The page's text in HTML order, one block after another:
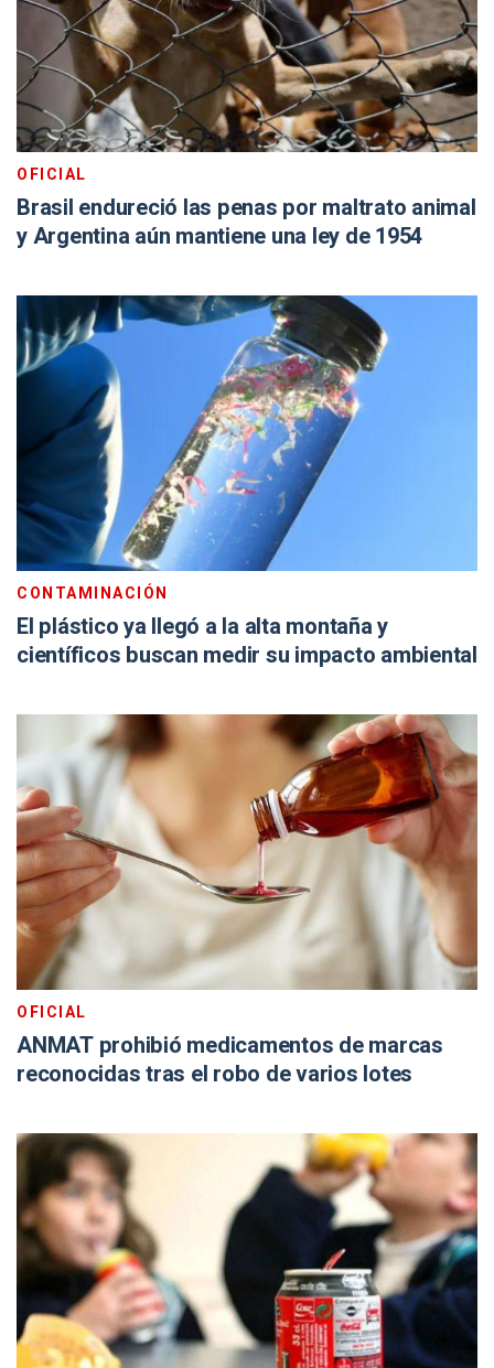
OFICIAL
Brasil endureció las penas por maltrato animal
y Argentina aún mantiene una ley de 1954
CONTAMINACIÓN
El plástico ya llegó a la alta montaña y
científicos buscan medir su impacto ambiental
OFICIAL
ANMAT prohibió medicamentos de marcas
reconocidas tras el robo de varios lotes